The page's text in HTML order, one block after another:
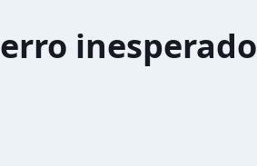
erro inesperado